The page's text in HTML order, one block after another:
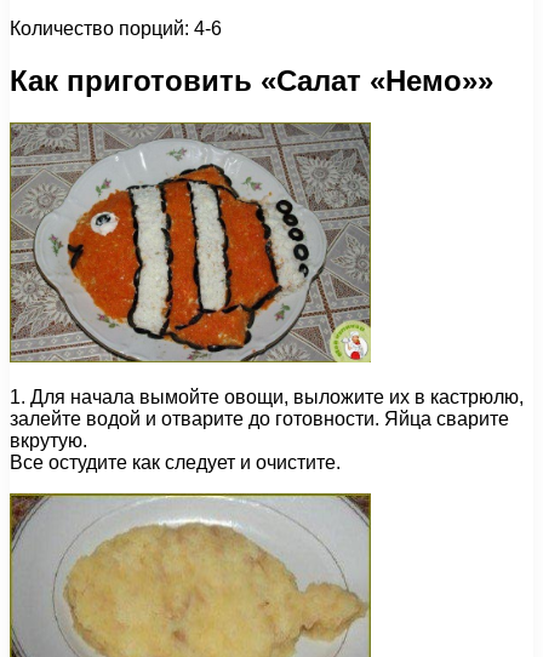
Количество порций: 4-6
Как приготовить «Салат «Немо»»
1. Для начала вымойте овощи, выложите их в кастрюлю,
залейте водой и отварите до готовности. Яйца сварите
вкрутую.
Все остудите как следует и очистите.